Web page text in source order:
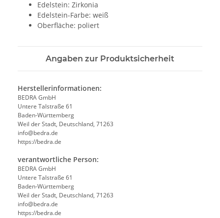
Edelstein: Zirkonia
Edelstein-Farbe: weiß
Oberfläche: poliert
Angaben zur Produktsicherheit
Herstellerinformationen:
BEDRA GmbH
Untere Talstraße 61
Baden-Württemberg
Weil der Stadt, Deutschland, 71263
info@bedra.de
https://bedra.de
verantwortliche Person:
BEDRA GmbH
Untere Talstraße 61
Baden-Württemberg
Weil der Stadt, Deutschland, 71263
info@bedra.de
https://bedra.de